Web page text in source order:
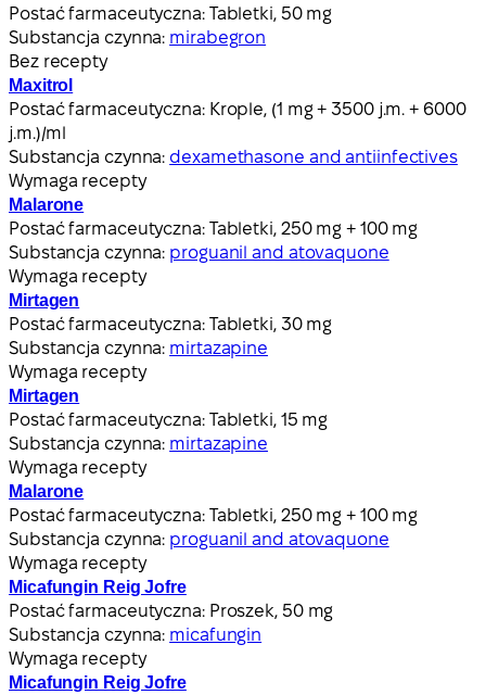
Postać farmaceutyczna: Tabletki, 50 mg
Substancja czynna: mirabegron
Bez recepty
Maxitrol
Postać farmaceutyczna: Krople, (1 mg + 3500 j.m. + 6000
j.m.)/ml
Substancja czynna: dexamethasone and antiinfectives
Wymaga recepty
Malarone
Postać farmaceutyczna: Tabletki, 250 mg + 100 mg
Substancja czynna: proguanil and atovaquone
Wymaga recepty
Mirtagen
Postać farmaceutyczna: Tabletki, 30 mg
Substancja czynna: mirtazapine
Wymaga recepty
Mirtagen
Postać farmaceutyczna: Tabletki, 15 mg
Substancja czynna: mirtazapine
Wymaga recepty
Malarone
Postać farmaceutyczna: Tabletki, 250 mg + 100 mg
Substancja czynna: proguanil and atovaquone
Wymaga recepty
Micafungin Reig Jofre
Postać farmaceutyczna: Proszek, 50 mg
Substancja czynna: micafungin
Wymaga recepty
Micafungin Reig Jofre